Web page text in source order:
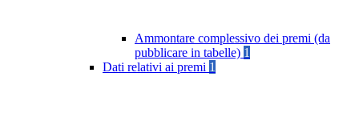
Ammontare complessivo dei premi (da
pubblicare in tabelle) 1
Dati relativi ai premi 1